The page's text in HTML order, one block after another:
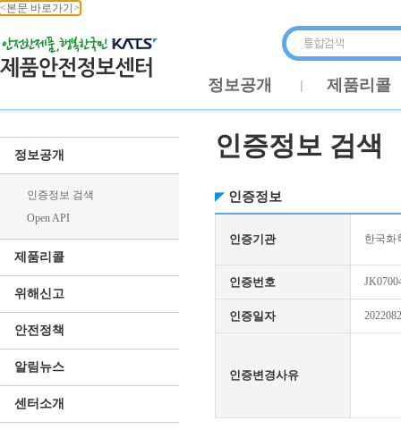
<본문 바로가기>
정보공개 제품리콜
정보공개
인증정보 검색
Open API
제품리콜
위해신고
안전정책
알림뉴스
센터소개
인증정보 검색
인증정보
인증기관 한국화
인증번호
인증일자
인증변경사유